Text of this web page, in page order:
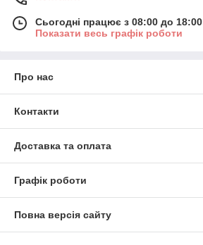
Сьогодні працює з 08:00 до 18:00
Показати весь графік роботи
Про нас
Контакти
Доставка та оплата
Графік роботи
Повна версія сайту